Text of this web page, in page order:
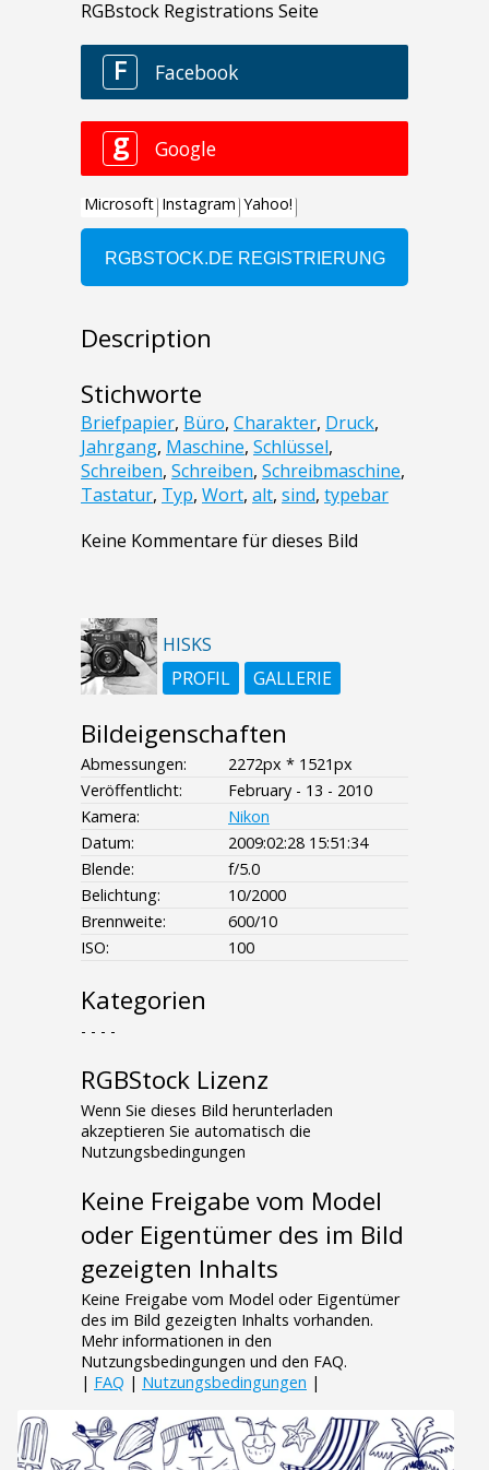
Description
Stichworte
Briefpapier, Büro, Charakter, Druck,
Jahrgang, Maschine, Schlüssel,
Schreiben, Schreiben, Schreibmaschine,
Tastatur, Typ, Wort, alt, sind, typebar
Keine Kommentare für dieses Bild
HISKS
PROFIL
GALLERIE
Bildeigenschaften
Abmessungen:
2272px * 1521px
Veröffentlicht:
February - 13 - 2010
Kamera:
Nikon
Datum:
2009:02:28 15:51:34
Blende:
f/5.0
Belichtung:
10/2000
Brennweite:
600/10
ISO:
100
Kategorien
- - - -
RGBStock Lizenz
Wenn Sie dieses Bild herunterladen
akzeptieren Sie automatisch die
Nutzungsbedingungen
Keine Freigabe vom Model
oder Eigentümer des im Bild
gezeigten Inhalts
Keine Freigabe vom Model oder Eigentümer
des im Bild gezeigten Inhalts vorhanden.
Mehr informationen in den
Nutzungsbedingungen und den FAQ.
| FAQ | Nutzungsbedingungen |